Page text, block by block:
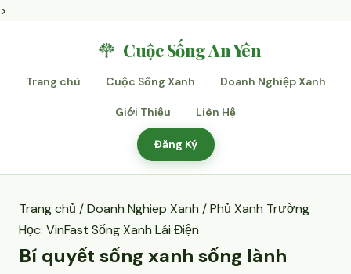
>
Cuộc Sống An Yên
Trang chủ Cuộc Sống Xanh Doanh Nghiệp Xanh
Giới Thiệu Liên Hệ
Đăng Ký
Trang chủ /Doanh Nghiep Xanh / Phủ Xanh Trường
Học: VinFast Sống Xanh Lái Điện
Bí quyết sống xanh sống lành